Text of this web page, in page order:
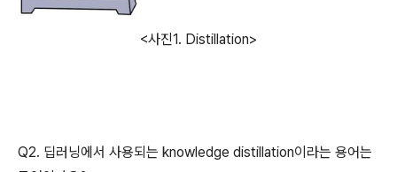
<사진1. Distillation>
Q2. 딥러닝에서 사용되는 knowledge distillation이라는 용어는